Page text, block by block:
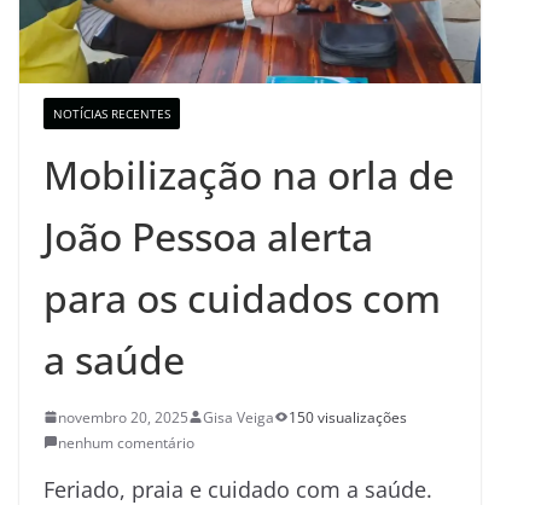
NOTÍCIAS RECENTES
Mobilização na orla de
João Pessoa alerta
para os cuidados com
a saúde
novembro 20, 2025 Gisa Veiga
150 visualizações
nenhum comentário
Feriado, praia e cuidado com a saúde.